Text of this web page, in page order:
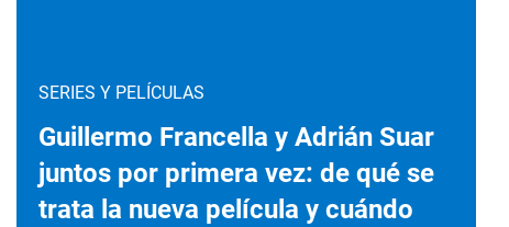
SERIES Y PELÍCULAS
Guillermo Francella y Adrián Suar
juntos por primera vez: de qué se
trata la nueva película y cuándo